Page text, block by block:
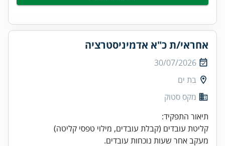
אחראי/ת כ"א אדמיניסטרציה
30/07/2026
בת ים
מקס סטוק